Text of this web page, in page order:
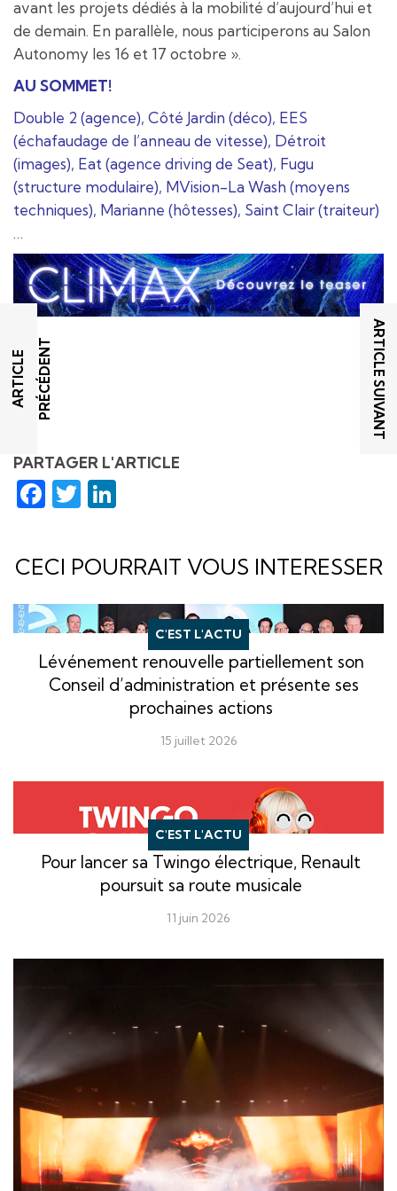
avant les projets dédiés à la mobilité d’aujourd’hui et
de demain. En parallèle, nous participerons au Salon
Autonomy les 16 et 17 octobre ».
AU SOMMET!
Double 2 (agence), Côté Jardin (déco), EES
(échafaudage de l’anneau de vitesse), Détroit
(images), Eat (agence driving de Seat), Fugu
(structure modulaire), MVision-La Wash (moyens
techniques), Marianne (hôtesses), Saint Clair (traiteur)
…
PARTAGER L'ARTICLE
Facebook
Twitter
A
R
T
I
C
L
E
P
R
É
C
É
D
E
N T ARTICLE SUIVANT
CECI POURRAIT VOUS INTERESSER
C'EST L'ACTU
Lévénement renouvelle partiellement son
Conseil d’administration et présente ses
prochaines actions
15 juillet 2026
C'EST L'ACTU
Pour lancer sa Twingo électrique, Renault
poursuit sa route musicale
11 juin 2026